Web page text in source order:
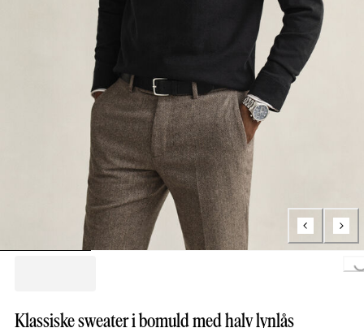
Klassiske sweater i bomuld med halv lynlås